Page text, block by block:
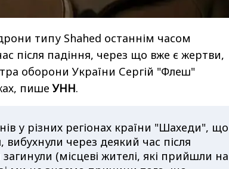
дрони типу Shahed останнім часом
після падіння, через що вже є жертви,
оборони України Сергій "Флеш"
пишеУНН.
у різних регіонах країни "Шахеди", що
вибухнули через деякий час після
(місцеві жителі, які прийшли на